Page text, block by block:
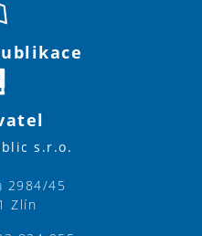
s.r.o.
2984/45
Zlín